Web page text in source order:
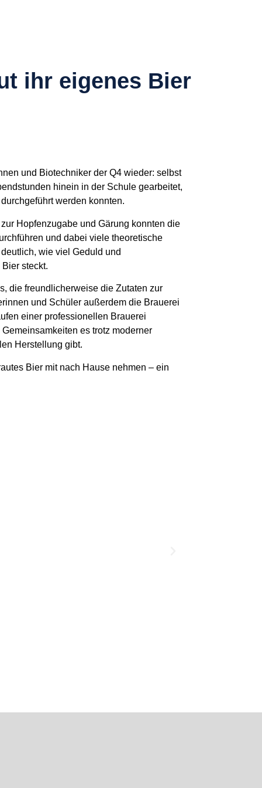
ihr eigenes Bier
und Biotechniker der Q4 wieder: selbst
hinein in der Schule gearbeitet,
werden konnten.
Hopfenzugabe und Gärung konnten die
und dabei viele theoretische
wie viel Geduld und
steckt.
die freundlicherweise die Zutaten zur
und Schüler außerdem die Brauerei
einer professionellen Brauerei
es trotz moderner
Herstellung gibt.
Bier mit nach Hause nehmen – ein